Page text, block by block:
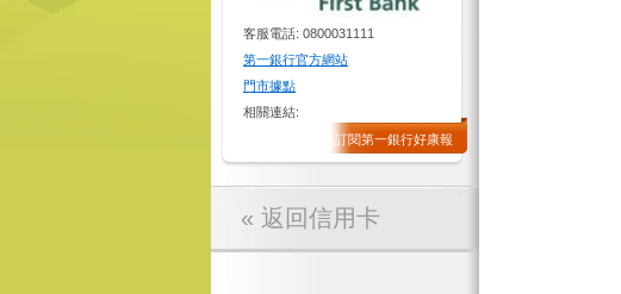
客服電話: 0800031111
第一銀行官方網站
門市據點
相關連結:
訂閱第一銀行好康報
« 返回信用卡